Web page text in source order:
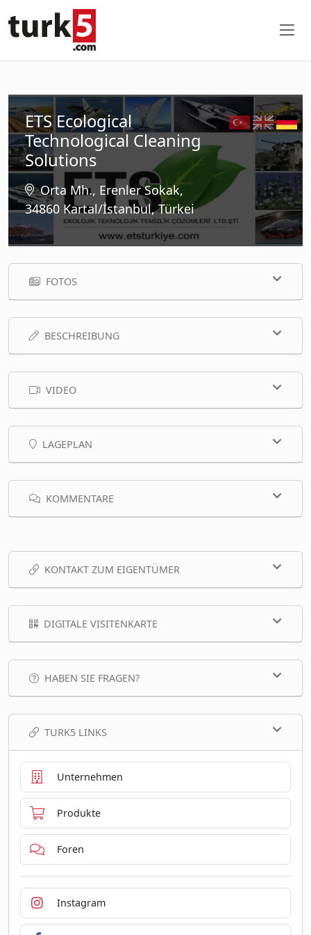
ETS Ecological
Technological Cleaning
Solutions
Orta Mh., Erenler Sokak,
34860 Kartal/İstanbul, Türkei
FOTOS
BESCHREIBUNG
VIDEO
LAGEPLAN
KOMMENTARE
KONTAKT ZUM EIGENTÜMER
DIGITALE VISITENKARTE
HABEN SIE FRAGEN?
TURK5 LINKS
Unternehmen
Produkte
Foren
Instagram